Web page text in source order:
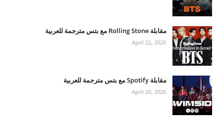
مقابلة Rolling Stone مع بتس مترجمة للعربية
April 22, 2026
مقابلة Spotify مع بتس مترجمة للعربية
April 20, 2026